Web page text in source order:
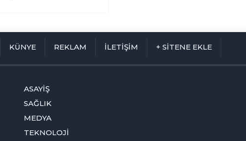
KÜNYE REKLAM İLETİŞİM + SİTENE EKLE
ASAYİŞ
SAĞLIK
MEDYA
TEKNOLOJİ